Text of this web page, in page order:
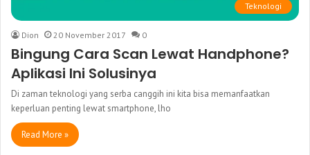
Teknologi
Dion 20 November 2017 0
Bingung Cara Scan Lewat Handphone?
Aplikasi Ini Solusinya
Di zaman teknologi yang serba canggih ini kita bisa memanfaatkan
keperluan penting lewat smartphone, lho
Read More »